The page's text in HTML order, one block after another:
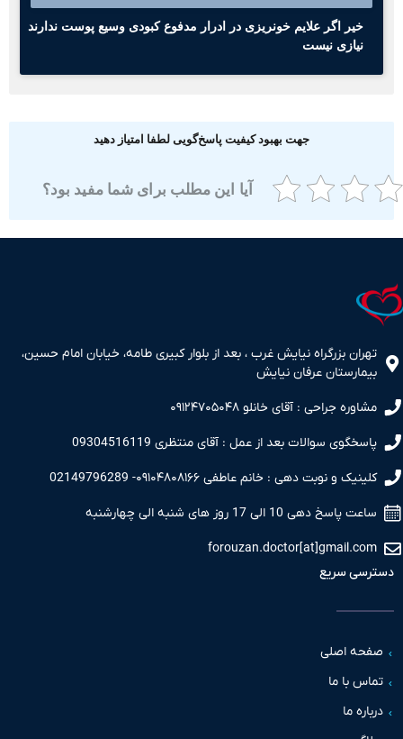
خیر اگر علایم خونریزی در ادرار مدفوع کبودی وسیع پوست ندارند
نیازی نیست
جهت بهبود کیفیت پاسخ‌گویی لطفا امتیاز دهید
آیا این مطلب برای شما مفید بود؟
بزرگراه نیایش غرب ، بعد از بلوار کبیری طامه، خیابان امام حسین،
عرفان نیایش
جراحی : آقای خانلو ۰۹۱۲۴۷۰۵۰۴۸
سوالات بعد از عمل : آقای منتظری 09304516119
و نوبت دهی : خانم عاطفی ۰۹۱۰۴۸۰۸۱۶۶- 02149796289
دهی 10 الی 17 روز های شنبه الی چهارشنبه
سریع
اصلی
با ما
ما